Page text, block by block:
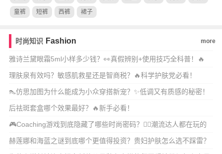
童裤 短裤 西裤 裙子
时尚知识 Fashion more
雅诗兰黛眼霜5ml小样多少钱？👀真假辨别+使用技巧全科普！🔥
理肤泉有效吗？敏感肌救星还是智商税？🔥科学护肤党必看！
👠仿思加图为什么能成为小众穿搭新宠？✨低调又有质感的秘密！
后祛斑套盒哪个效果最好？🔥新手必看！
🎮Coaching游戏到底隐藏了哪些时尚密码？👯‍♀️潮流达人都在玩的
穿搭灵
赫莲娜和海蓝之谜到底哪个更值得投资？贵妇护肤怎么选不踩雷？